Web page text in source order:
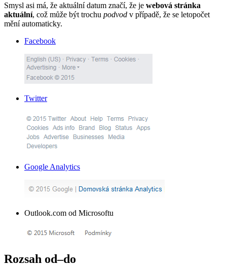
Smysl asi má, že aktuální datum značí, že je webová stránka
aktuální, což může být trochu podvod v případě, že se letopočet
mění automaticky.
Facebook
Twitter
Google Analytics
Outlook.com od Microsoftu
Rozsah od–do